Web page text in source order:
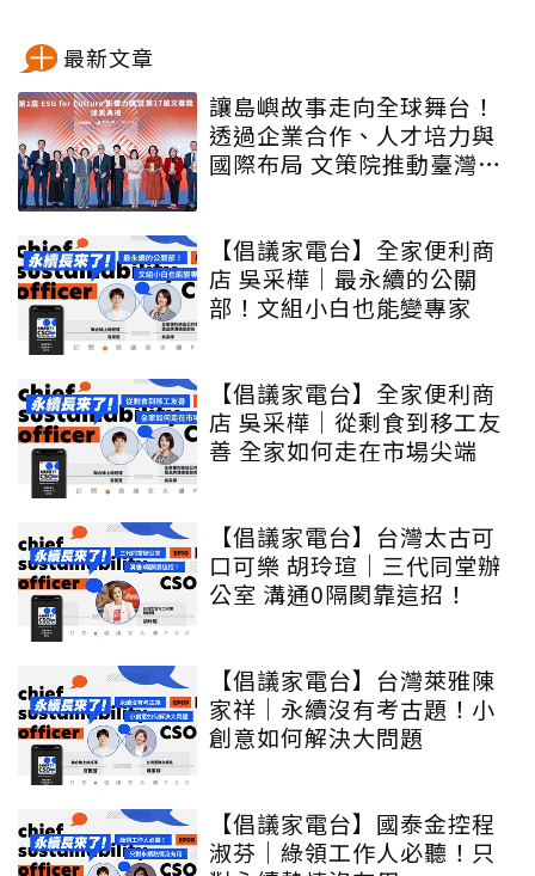
最新文章
讓島嶼故事走向全球舞台！
透過企業合作、人才培力與
國際布局 文策院推動臺灣文
【倡議家電台】全家便利商
店 吳采樺｜最永續的公關
部！文組小白也能變專家
【倡議家電台】全家便利商
店 吳采樺｜從剩食到移工友
善 全家如何走在市場尖端
【倡議家電台】台灣太古可
口可樂 胡玲瑄｜三代同堂辦
公室 溝通0隔閡靠這招！
【倡議家電台】台灣萊雅陳
家祥｜永續沒有考古題！小
創意如何解決大問題
【倡議家電台】國泰金控程
淑芬｜綠領工作人必聽！只